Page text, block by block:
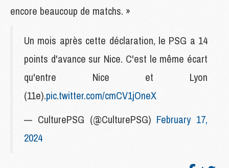
encore beaucoup de matchs. »
Un mois après cette déclaration, le PSG a 14
points d'avance sur Nice. C'est le même écart
qu'entre Nice et Lyon
(11e).pic.twitter.com/cmCV1jOneX
— CulturePSG (@CulturePSG) February 17,
2024